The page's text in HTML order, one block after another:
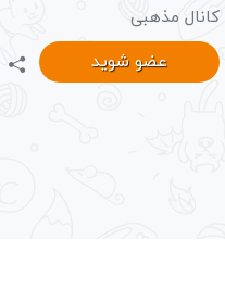
کانال مذهبی
عضو شوید